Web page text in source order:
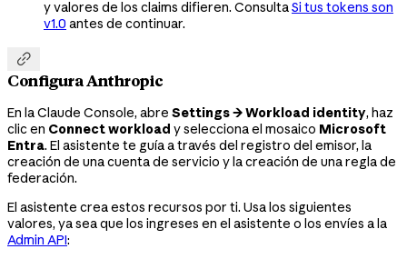
y valores de los claims difieren. ConsultaSi tus tokens son
v1.0 antes de continuar.

Configura Anthropic
En la Claude Console, abre Settings → Workload identity, haz
clic en Connect workload y selecciona el mosaico Microsoft
Entra. El asistente te guía a través del registro del emisor, la
creación de una cuenta de servicio y la creación de una regla de
federación.
El asistente crea estos recursos por ti. Usa los siguientes
valores, ya sea que los ingreses en el asistente o los envíes a la
Admin API: